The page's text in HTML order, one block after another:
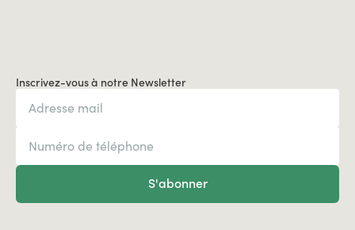
Inscrivez-vous à notre Newsletter
S'abonner